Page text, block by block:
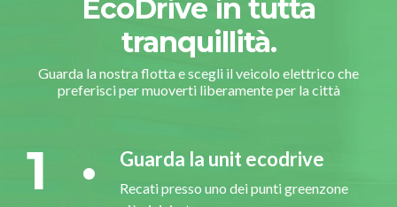
EcoDrive in tutta
tranquillità.
Guarda la nostra flotta e scegli il veicolo elettrico che
preferisci per muoverti liberamente per la città
1 Guarda la unit ecodrive
Recati presso uno dei punti greenzone